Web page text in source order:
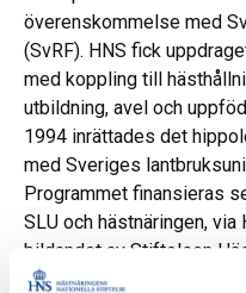
överenskommelse med
(SvRF). HNS fick
med koppling till
utbildning, avel och
1994 inrättades det
med Sveriges
Programmet finansieras
SLU och hästnäringen,
bildandet av Stiftelsen
ATG, Agria och Stiftelsen